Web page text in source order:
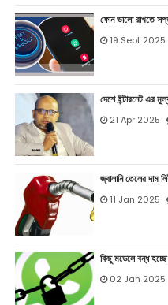
ফোন ভালো রাখতে
19 Sept 2025
দেশে ইন্টারনেট এর
21 Apr 2025
জ্বালানি তেলের দাম
11 Jan 2025
কিছু মডেলে বন্ধ
02 Jan 2025